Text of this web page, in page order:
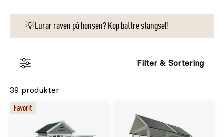
💡Lurar räven på hönsen? Köp bättre stängsel!
Filter & Sortering
39 produkter
Favorit